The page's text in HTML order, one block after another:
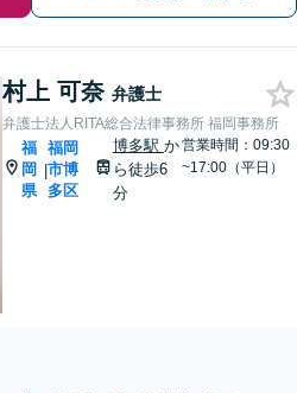
村上 可奈 弁護士
弁護士法人RITA総合法律事務所 福岡事務所
福
岡
県
|
福岡
市博
多区
博多駅 か
ら徒歩6
分
営業時間：09:30
~17:00（平日）